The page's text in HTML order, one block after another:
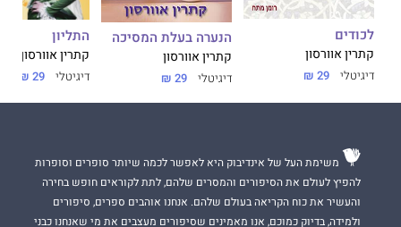
לכודים
קתרין אוורסון
דיגיטלי 29 ₪
הנערה בעלת המסיכה
קתרין אוורסון
דיגיטלי 29 ₪
התליון
קתרין אוורסון
דיגיטלי 29 ₪
משימת העל של אינדיבוק היא לאפשר לכמה שיותר סופרים וסופרות
להפיץ לעולם את הסיפורים והמסרים שלהם, לתת לקוראים חופש בחירה
והעשיר את כוח הקריאה בעולם שלהם. אנחנו אוהבים ספרים, סיפורים
ולמידה, בדיוק כמוכם, אנו מאמינים שסיפורים מעצבים את מי שאנחנו כבני